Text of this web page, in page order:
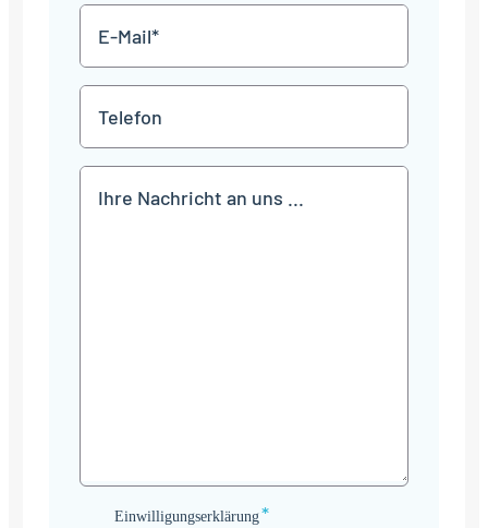
Mail
*
Einwilligungserklärung
Einwilligungserklärung*